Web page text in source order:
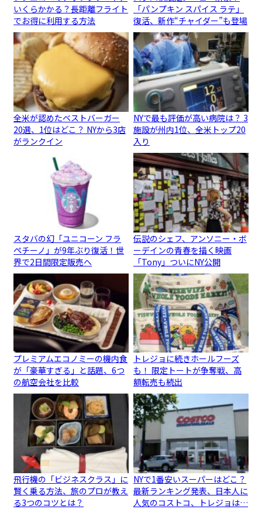
いくらかかる？長距離フライト
でお得に利用する方法
「パンプキン スパイス ラテ」
復活、新作“チャイダー”も登場
全米が認めたベストバーガー
20選、1位はどこ？ NYから3店
がランクイン
NYで最も評価が高い病院は？ 3
施設が州内1位、全米トップ20
入り
スタバの幻「ユニコーン フラ
ペチーノ」が9年ぶり復活！世
界で2日間限定販売へ
伝説のシェフ、アンソニー・ボ
ーデインの青春を描く映画
「Tony」ついにNY公開
プレミアムエコノミーの機内食
が「豪華すぎる」と話題、6つ
の航空会社を比較
トレジョに続きホールフーズ
も！ 限定トートが争奪戦、高
額転売も続出
飛行機の「ビジネスクラス」に
賢く乗る方法、旅のプロが教え
る3つのコツとは？
NYで1番安いスーパーはどこ？
最新ランキング発表、日本人に
人気のコストコ、トレジョは…